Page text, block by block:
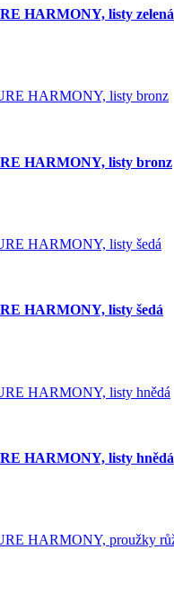
HARMONY, listy zelená
HARMONY, listy bronz
HARMONY, listy šedá
HARMONY, listy hnědá